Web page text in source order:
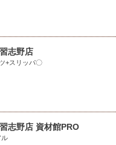
志野店
+スリッパ〇
志野店 資材館PRO
ル